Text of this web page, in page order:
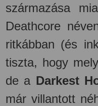
származása
Deathcore
ritkábban (és
tiszta, hogy
de a Darkest
már villantott